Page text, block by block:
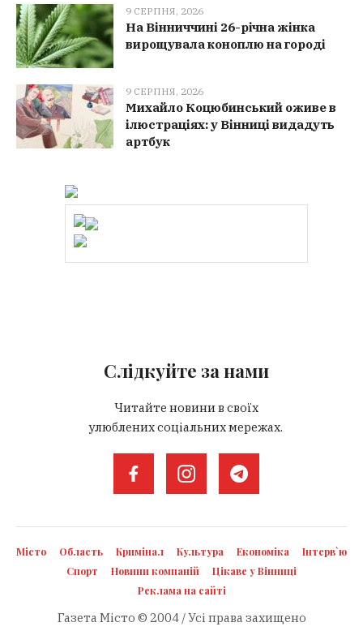
9 СЕРПНЯ, 2026
На Вінниччині 26-річна жінка
вирощувала коноплю на городі
9 СЕРПНЯ, 2026
Михайло Коцюбинський оживе в
ілюстраціях: у Вінниці видадуть
артбук
Слідкуйте за нами
Читайте новини в своїх
улюблених соціальних мережах.
Місто Область Кримінал Культура Економіка
Інтерв`ю
Спорт
Новини компаній
Цікаве у Вінниці
Реклама на сайті
Газета Місто © 2004 / Усі права захищено